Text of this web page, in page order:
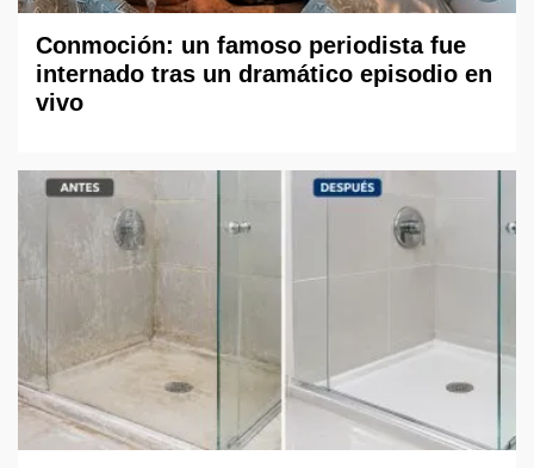
Conmoción: un famoso periodista fue
internado tras un dramático episodio en
vivo